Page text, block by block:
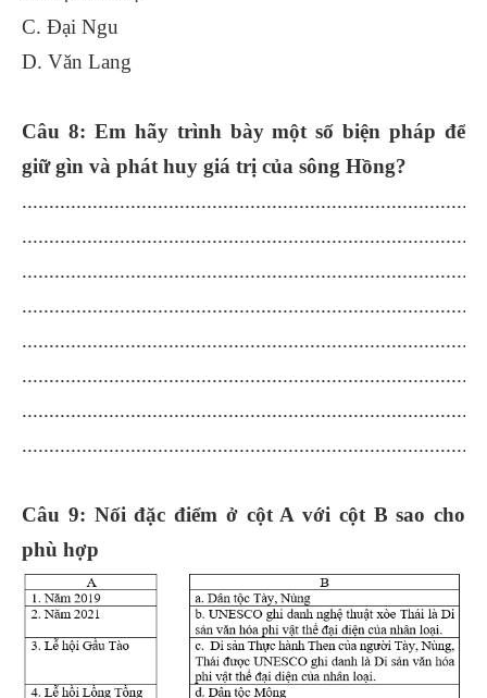
C. Đại Ngu
D. Văn Lang
Câu 8: Em hãy trình bày một số biện pháp để
giữ gìn và phát huy giá trị của sông Hồng?
Câu 9: Nối đặc điểm ở cột A với cột B sao cho
phù hợp